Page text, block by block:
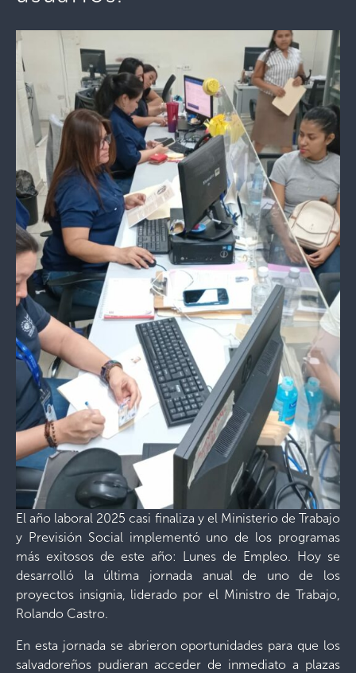
El año laboral 2025 casi finaliza y el Ministerio de Trabajo
y Previsión Social implementó uno de los programas
más exitosos de este año: Lunes de Empleo. Hoy se
desarrolló la última jornada anual de uno de los
proyectos insignia, liderado por el Ministro de Trabajo,
Rolando Castro.
En esta jornada se abrieron oportunidades para que los
salvadoreños pudieran acceder de inmediato a plazas